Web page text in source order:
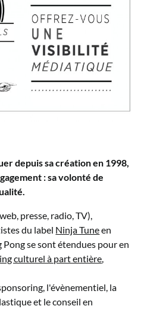
depuis sa création en 1998,
: sa volonté de
presse, radio, TV),
du label Ninja Tuneen
Pong se sont étendues pour en
culturel à part entière
l'évènementiel, la
et le conseil en